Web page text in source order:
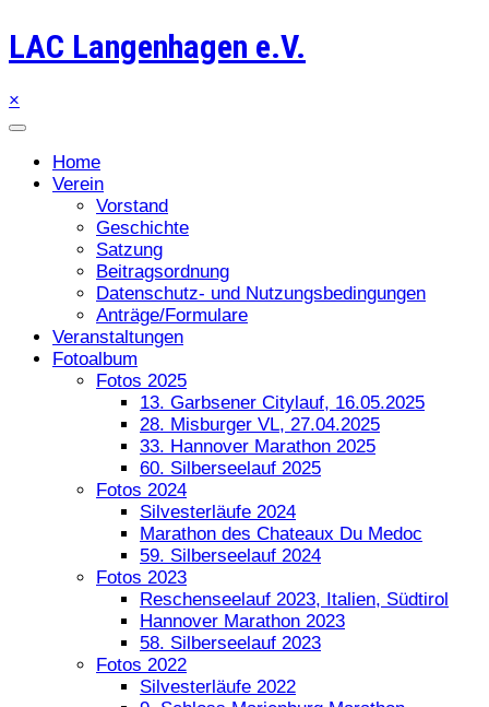
LAC Langenhagen e.V.
×
Home
Verein
Vorstand
Geschichte
Satzung
Beitragsordnung
Datenschutz- und Nutzungsbedingungen
Anträge/Formulare
Veranstaltungen
Fotoalbum
Fotos 2025
13. Garbsener Citylauf, 16.05.2025
28. Misburger VL, 27.04.2025
33. Hannover Marathon 2025
60. Silberseelauf 2025
Fotos 2024
Silvesterläufe 2024
Marathon des Chateaux Du Medoc
59. Silberseelauf 2024
Fotos 2023
Reschenseelauf 2023, Italien, Südtirol
Hannover Marathon 2023
58. Silberseelauf 2023
Fotos 2022
Silvesterläufe 2022